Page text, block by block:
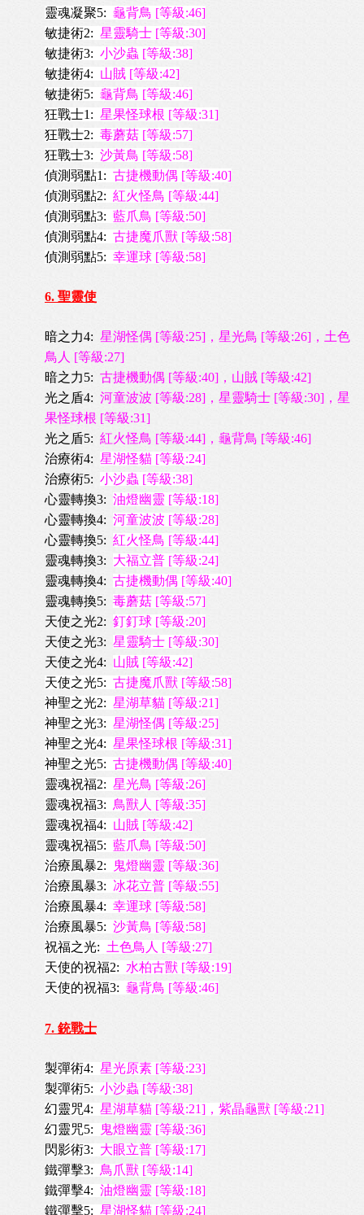
靈魂凝聚5: 龜背鳥 [等級:46]
敏捷術2: 星靈騎士 [等級:30]
敏捷術3: 小沙蟲 [等級:38]
敏捷術4: 山賊 [等級:42]
敏捷術5: 龜背鳥 [等級:46]
狂戰士1: 星果怪球根 [等級:31]
狂戰士2: 毒蘑菇 [等級:57]
狂戰士3: 沙黃鳥 [等級:58]
偵測弱點1: 古捷機動偶 [等級:40]
偵測弱點2: 紅火怪鳥 [等級:44]
偵測弱點3: 藍爪鳥 [等級:50]
偵測弱點4: 古捷魔爪獸 [等級:58]
偵測弱點5: 幸運球 [等級:58]
6. 聖靈使
暗之力4: 星湖怪偶 [等級:25]，星光鳥 [等級:26]，土色
鳥人 [等級:27]
暗之力5: 古捷機動偶 [等級:40]，山賊 [等級:42]
光之盾4: 河童波波 [等級:28]，星靈騎士 [等級:30]，星
果怪球根 [等級:31]
光之盾5: 紅火怪鳥 [等級:44]，龜背鳥 [等級:46]
治療術4: 星湖怪貓 [等級:24]
治療術5: 小沙蟲 [等級:38]
心靈轉換3: 油燈幽靈 [等級:18]
心靈轉換4: 河童波波 [等級:28]
心靈轉換5: 紅火怪鳥 [等級:44]
靈魂轉換3: 大福立普 [等級:24]
靈魂轉換4: 古捷機動偶 [等級:40]
靈魂轉換5: 毒蘑菇 [等級:57]
天使之光2: 釘釘球 [等級:20]
天使之光3: 星靈騎士 [等級:30]
天使之光4: 山賊 [等級:42]
天使之光5: 古捷魔爪獸 [等級:58]
神聖之光2: 星湖草貓 [等級:21]
神聖之光3: 星湖怪偶 [等級:25]
神聖之光4: 星果怪球根 [等級:31]
神聖之光5: 古捷機動偶 [等級:40]
靈魂祝福2: 星光鳥 [等級:26]
靈魂祝福3: 鳥獸人 [等級:35]
靈魂祝福4: 山賊 [等級:42]
靈魂祝福5: 藍爪鳥 [等級:50]
治療風暴2:
鬼燈幽靈 [等級:36]
治療風暴3: 冰花立普 [等級:55]
治療風暴4: 幸運球 [等級:58]
治療風暴5: 沙黃鳥 [等級:58]
祝福之光: 土色鳥人 [等級:27]
天使的祝福2: 水柏古獸 [等級:19]
天使的祝福3: 龜背鳥 [等級:46]
7. 銃戰士
製彈術4: 星光原素 [等級:23]
製彈術5: 小沙蟲 [等級:38]
幻靈咒4: 星湖草貓 [等級:21]，紫晶龜獸 [等級:21]
幻靈咒5:
鬼燈幽靈 [等級:36]
閃影術3: 大眼立普 [等級:17]
鐵彈擊3: 鳥爪獸 [等級:14]
鐵彈擊4: 油燈幽靈 [等級:18]
鐵彈擊5: 星湖怪貓 [等級:24]